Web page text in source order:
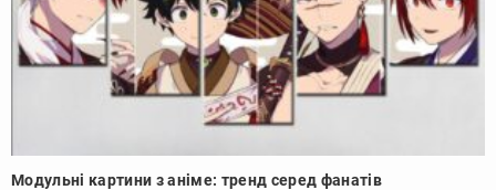
Модульні картини з аніме: тренд серед фанатів